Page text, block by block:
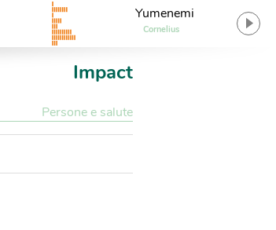
Yumenemi
Cornelius
Impact
Persone e salute